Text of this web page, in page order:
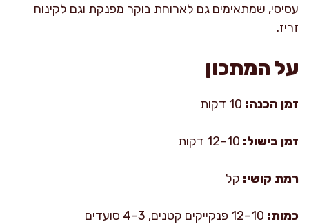
עסיסי, שמתאימים גם לארוחת בוקר מפנקת וגם לקינוח
זריז.
על המתכון
זמן הכנה:
זמן בישול:
רמת קושי: קל
כמות: